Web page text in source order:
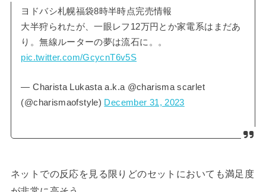
ヨドバシ札幌福袋8時半時点完売情報
大半狩られたが、一眼レフ12万円とか家電系はまだあ
り。無線ルーターの夢は流石に。。
pic.twitter.com/GcycnT6v5S
— Charista Lukasta a.k.a @charisma scarlet
(@charismaofstyle) December 31, 2023
ネットでの反応を見る限りどのセットにおいても満足度